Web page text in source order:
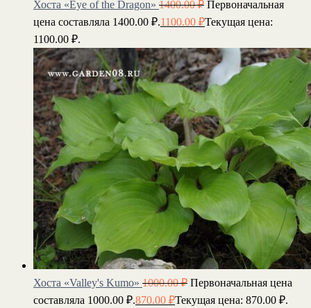
Хоста «Eye of the Dragon» 1400.00₽ Первоначальная
цена составляла 1400.00 ₽.1100.00 ₽Текущая цена:
1100.00 ₽.
Хоста «Valley's Kumo» 1000.00₽ Первоначальная цена
составляла 1000.00 ₽.870.00 ₽Текущая цена: 870.00 ₽.